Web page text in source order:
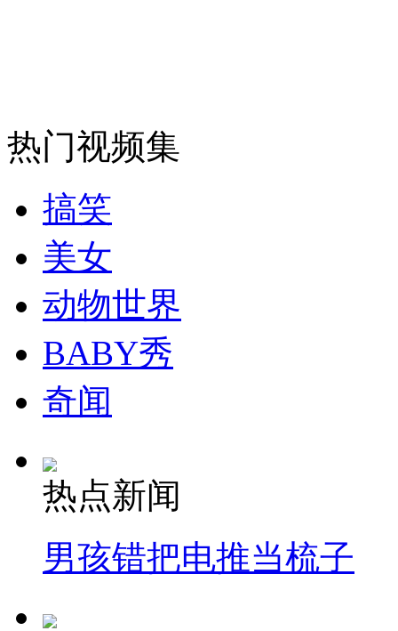
热门视频集
搞笑
美女
动物世界
BABY秀
奇闻
热点新闻
男孩错把电推当梳子